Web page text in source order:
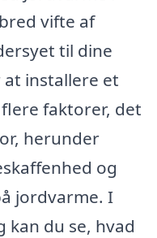
vifte af
til dine
installere et
faktorer, det
herunder
og
jordvarme. I
kan du se, hvad